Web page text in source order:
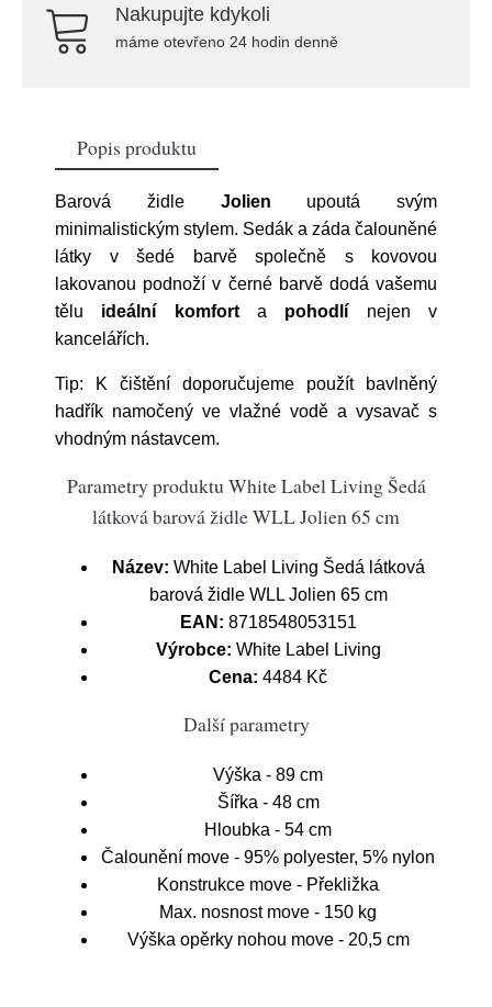
Nakupujte kdykoli
máme otevřeno 24 hodin denně
Popis produktu
Barová židle Jolien upoutá svým
minimalistickým stylem. Sedák a záda čalouněné
látky v šedé barvě společně s kovovou
lakovanou podnoží v černé barvě dodá vašemu
tělu ideální komforta pohodlí nejen v
kancelářích.
Tip: K čištění doporučujeme použít bavlněný
hadřík namočený ve vlažné vodě a vysavač s
vhodným nástavcem.
Parametry produktu White Label Living Šedá
látková barová židle WLL Jolien 65 cm
Název: White Label Living Šedá látková
barová židle WLL Jolien 65 cm
EAN: 8718548053151
Výrobce: White Label Living
Cena: 4484 Kč
Další parametry
Výška - 89 cm
Šířka - 48 cm
Hloubka - 54 cm
Čalounění move - 95% polyester, 5% nylon
Konstrukce move - Překližka
Max. nosnost move - 150 kg
Výška opěrky nohou move - 20,5 cm